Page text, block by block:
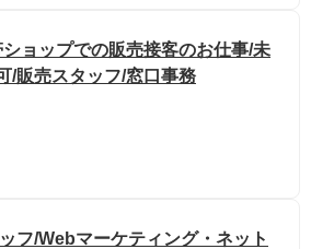
ョップでの販売接客のお仕事/未
/販売スタッフ/窓口事務
フ/Webマーケティング・ネット